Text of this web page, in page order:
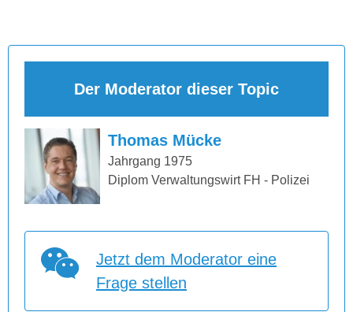
Der Moderator dieser Topic
Thomas Mücke
Jahrgang 1975
Diplom Verwaltungswirt FH - Polizei
Jetzt dem Moderator eine
Frage stellen